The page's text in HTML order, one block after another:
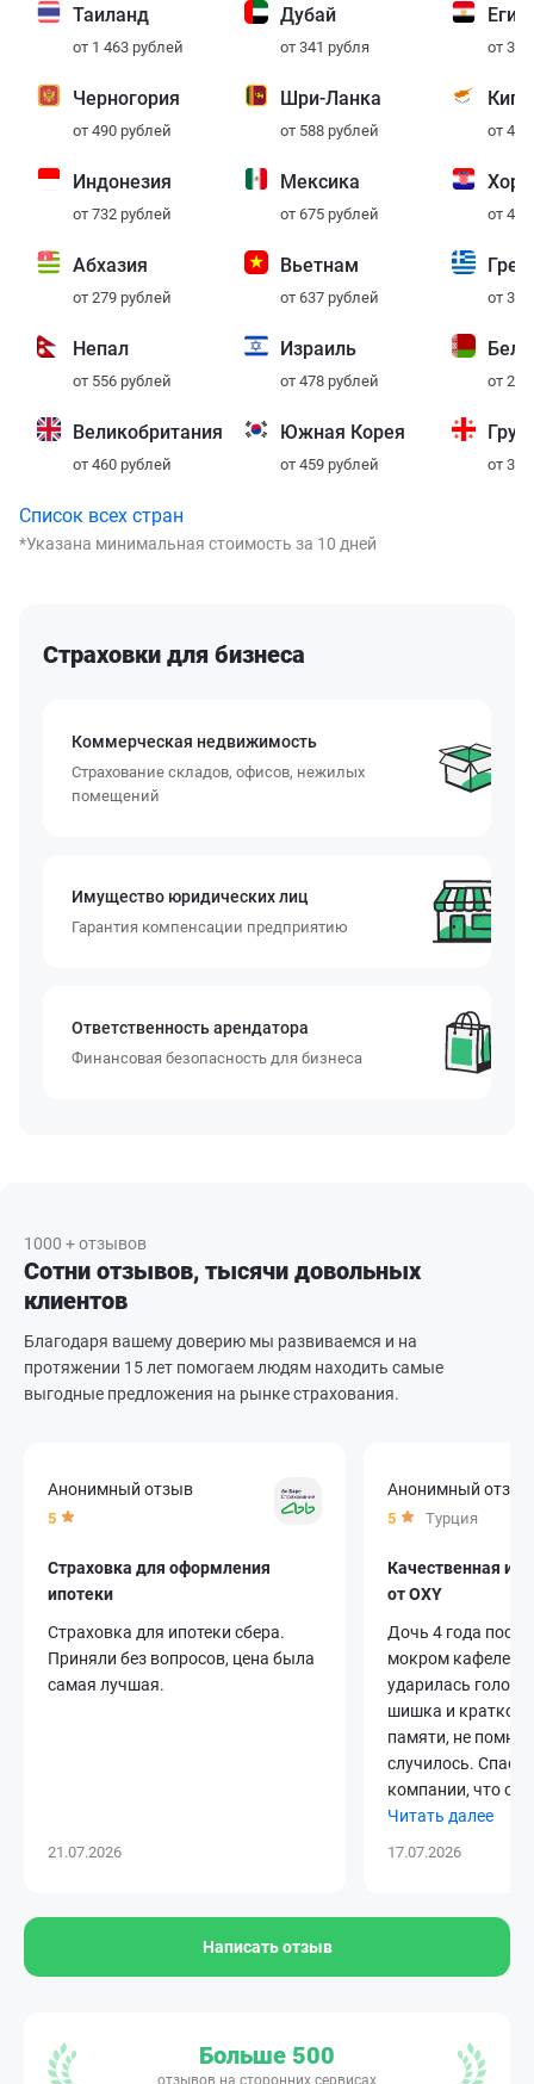
Таиланд
от 1 463 рублей
Дубай
от 341 рубля от
Черногория
от 490 рублей
Шри-Ланка
от 588 рублей
Кипр
от
Индонезия
от 732 рублей
Мексика
от 675 рублей от
Абхазия
от 279 рублей
Вьетнам
от 637 рублей от
Непал
от 556 рублей
Израиль
от 478 рублей от
Великобритания
от 460 рублей
Южная Корея
от 459 рублей от
Список всех стран
*Указана минимальная стоимость за 10 дней
Страховки для бизнеса
Коммерческая недвижимость
Страхование складов, офисов, нежилых
помещений
Имущество юридических лиц
Гарантия компенсации предприятию
Ответственность арендатора
Финансовая безопасность для бизнеса
1000 + отзывов
Сотни отзывов, тысячи довольных
клиентов
Благодаря вашему доверию мы развиваемся и на
протяжении 15 лет помогаем людям находить самые
выгодные предложения на рынке страхования.
Анонимный отзыв
5
Страховка для оформления
ипотеки
Страховка для ипотеки сбера.
Приняли без вопросов, цена была
самая лучшая.
21.07.2026
Анонимный отзыв
5 Турция
Качественная и
от OXY
Дочь 4 года
мокром кафеле в
ударилась
шишка и
памяти, не
случилось.
компании, что
Читать далее
17.07.2026
Написать отзыв
Больше 500
отзывов на сторонних сервисах